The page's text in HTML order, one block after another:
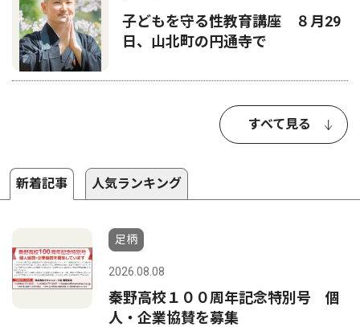
子どもを守る性教育講座 ８月29
日、山北町の円通寺で
すべて見る
新着記事 人気ランキング
足柄
2026.08.08
秦野高校１００周年記念特別号 個
人・企業協賛を募集